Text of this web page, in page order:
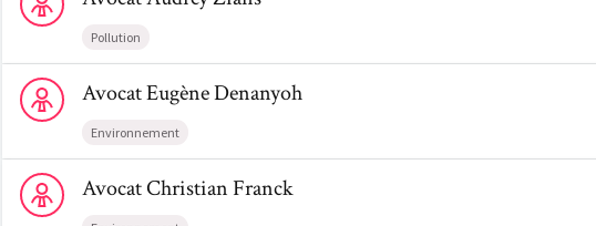
Pollution
Voir le profil de AvocatEugène Denanyoh
AvocatEugèneDenanyoh
Environnement
Voir le profil de AvocatChristian Franck
AvocatChristianFranck